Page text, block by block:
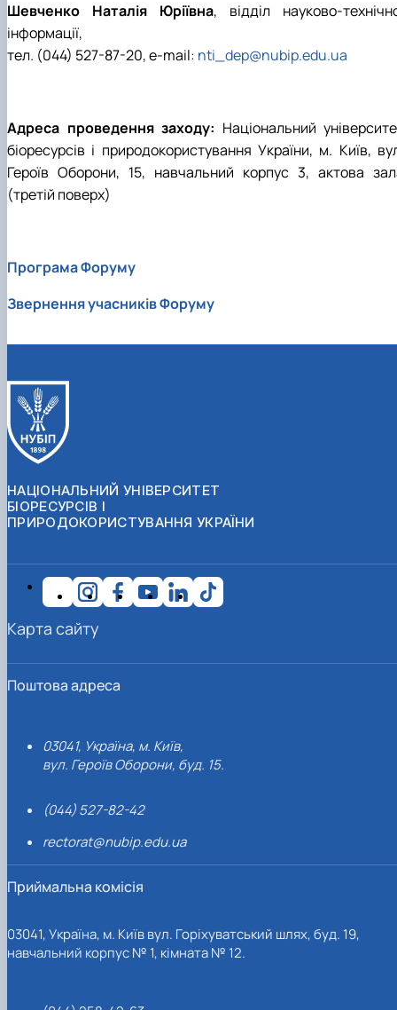
Шевченко Наталія Юріївна, відділ науково-
інформації,
тел. (044) 527-87-20, e-mail: nti_dep@nubip.edu.ua
Адреса проведення заходу: Національний
біоресурсів і природокористування України, м. Київ,
Героїв Оборони, 15, навчальний корпус 3, актова
(третій поверх)
Програма Форуму
Звернення учасників Форуму
НАЦІОНАЛЬНИЙ УНІВЕРСИТЕТ
БІОРЕСУРСІВ І
ПРИРОДОКОРИСТУВАННЯ УКРАЇНИ
Поштова адреса
03041, Україна, м. Київ,
вул. Героїв Оборони, буд. 15.
(044) 527-82-42
rectorat@nubip.edu.ua
Приймальна комісія
03041, Україна, м. Київ вул. Горіхуватський шлях, буд. 19,
навчальний корпус № 1, кімната № 12.
Карта сайту